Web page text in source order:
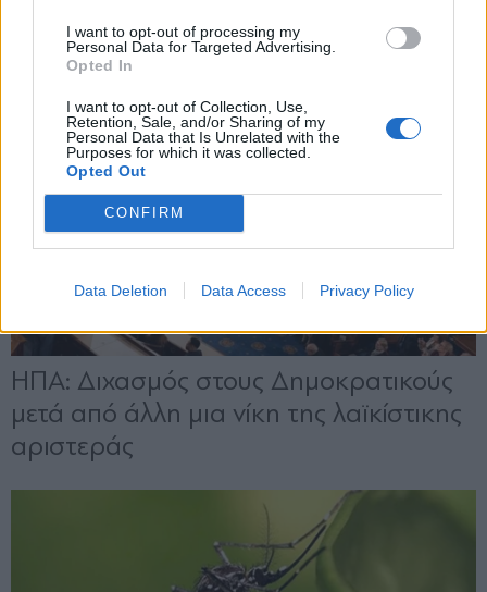
I want to opt-out of processing my
Personal Data for Targeted Advertising.
Opted In
I want to opt-out of Collection, Use,
Retention, Sale, and/or Sharing of my
Personal Data that Is Unrelated with the
Purposes for which it was collected.
Opted Out
CONFIRM
Data Deletion Data Access Privacy Policy
X